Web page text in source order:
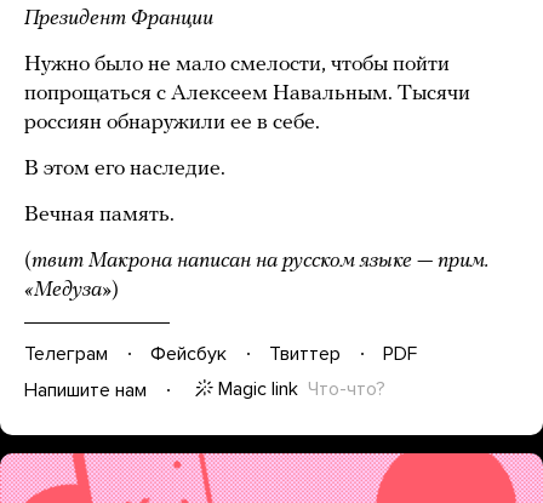
Президент Франции
Нужно было не мало смелости, чтобы пойти
попрощаться с Алексеем Навальным. Тысячи
россиян обнаружили ее в себе.
В этом его наследие.
Вечная память.
(твит Макрона написан на русском языке — прим.
«Медуза»)
Телеграм Фейсбук Твиттер
PDF
Напишите нам
Magic link Что-что?